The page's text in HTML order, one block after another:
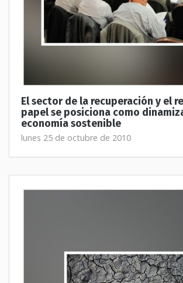
El sector de la recuperación y el
papel se posiciona como
economía sostenible
lunes 25 de octubre de 2010